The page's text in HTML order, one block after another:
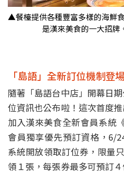
▲餐檯提供各種豐富多樣的海鮮
是漢來美食的一大招牌
「島語」全新訂位機制登
隨著「島語台中店」開幕日
位資訊也公布啦！這次首度
加入漢來美食全新會員系統
會員獨享優先預訂資格，6/
系統開放領取訂位券，限量
領１張，每張券最多可預訂